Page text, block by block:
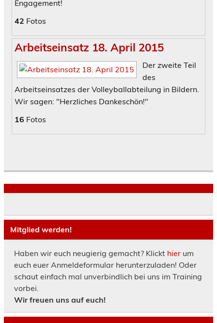
Engagement!
42 Fotos
Arbeitseinsatz 18. April 2015
Der zweite Teil
des
Arbeitseinsatzes der Volleyballabteilung in Bildern.
Wir sagen: "Herzliches Dankeschön!"
16 Fotos
Mitglied werden!
Haben wir euch neugierig gemacht? Klickt hierum
euch euer Anmeldeformular herunterzuladen! Oder
schaut einfach mal unverbindlich bei uns im Training
vorbei.
Wir freuen uns auf euch!